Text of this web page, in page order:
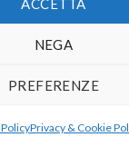
ACCETTA
NEGA
PREFERENZE
Privacy & Cookie
(VT) - Tel
Iandiorio